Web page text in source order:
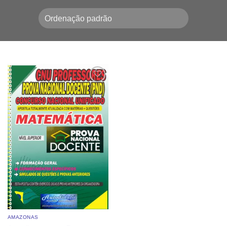
Add to
wishlist
AMAZONAS